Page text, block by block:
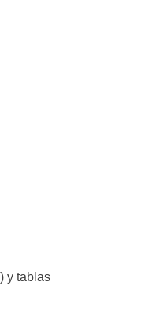
y tablas